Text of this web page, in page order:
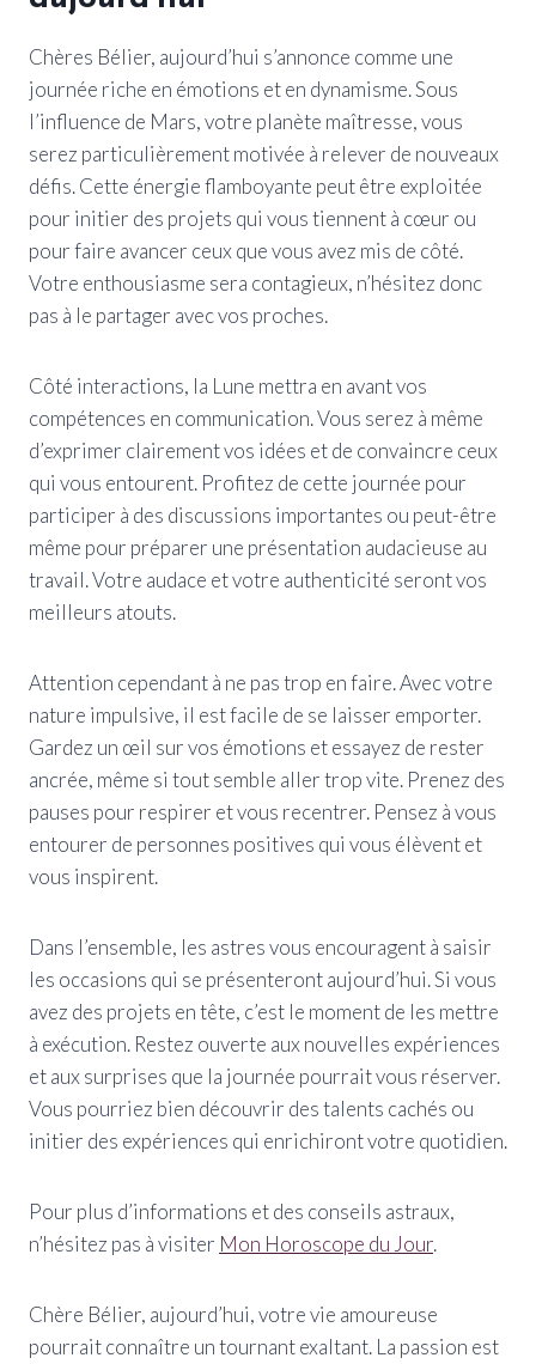
Chères Bélier, aujourd’hui s’annonce comme une
journée riche en émotions et en dynamisme. Sous
l’influence de Mars, votre planète maîtresse, vous
serez particulièrement motivée à relever de nouveaux
défis. Cette énergie flamboyante peut être exploitée
pour initier des projets qui vous tiennent à cœur ou
pour faire avancer ceux que vous avez mis de côté.
Votre enthousiasme sera contagieux, n’hésitez donc
pas à le partager avec vos proches.
Côté interactions, la Lune mettra en avant vos
compétences en communication. Vous serez à même
d’exprimer clairement vos idées et de convaincre ceux
qui vous entourent. Profitez de cette journée pour
participer à des discussions importantes ou peut-être
même pour préparer une présentation audacieuse au
travail. Votre audace et votre authenticité seront vos
meilleurs atouts.
Attention cependant à ne pas trop en faire. Avec votre
nature impulsive, il est facile de se laisser emporter.
Gardez un œil sur vos émotions et essayez de rester
ancrée, même si tout semble aller trop vite. Prenez des
pauses pour respirer et vous recentrer. Pensez à vous
entourer de personnes positives qui vous élèvent et
vous inspirent.
Dans l’ensemble, les astres vous encouragent à saisir
les occasions qui se présenteront aujourd’hui. Si vous
avez des projets en tête, c’est le moment de les mettre
à exécution. Restez ouverte aux nouvelles expériences
et aux surprises que la journée pourrait vous réserver.
Vous pourriez bien découvrir des talents cachés ou
initier des expériences qui enrichiront votre quotidien.
Pour plus d’informations et des conseils astraux,
n’hésitez pas à visiter Mon Horoscope du Jour.
Chère Bélier, aujourd’hui, votre vie amoureuse
pourrait connaître un tournant exaltant. La passion est